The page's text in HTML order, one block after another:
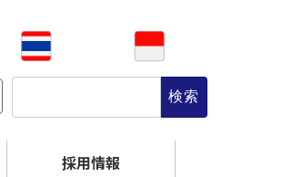
採用情報